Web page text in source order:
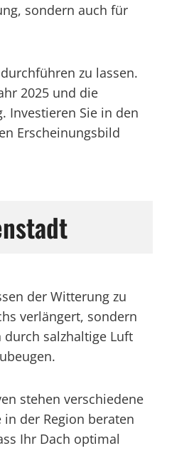
sondern auch für
zu lassen.
2025 und die
Investieren Sie in den
Erscheinungsbild
der Witterung zu
verlängert, sondern
durch salzhaltige Luft
stehen verschiedene
der Region beraten
Ihr Dach optimal